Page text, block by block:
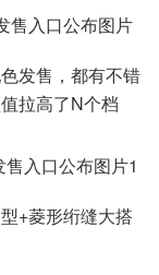
发售，都有不错
拉高了N个档
+菱形绗缝大搭